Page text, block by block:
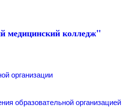
колледж"
организации
образовательной организацией